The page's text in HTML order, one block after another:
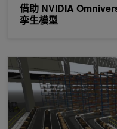
借助 NVIDIA
孪生模型
在 FlexSim 中使用